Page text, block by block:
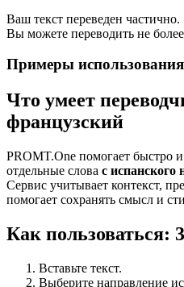
Ваш текст переведен частично.
Вы можете переводить не более
Примеры использования
Что умеет
французский
PROMT.One помогает быстро
отдельные слова с испанского
Сервис учитывает контекст,
помогает сохранять смысл и
Как пользоваться:
Вставьте текст.
Выберите направление